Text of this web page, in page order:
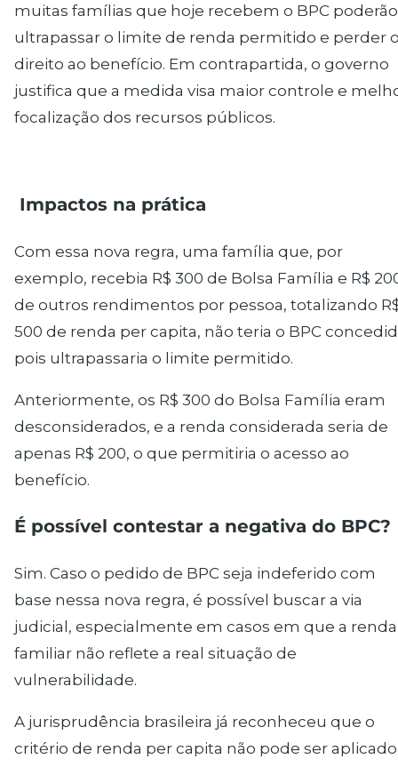
muitas famílias que hoje recebem o BPC poderão
ultrapassar o limite de renda permitido e perder
direito ao benefício. Em contrapartida, o governo
justifica que a medida visa maior controle e
focalização dos recursos públicos.
Impactos na prática
Com essa nova regra, uma família que, por
exemplo, recebia R$ 300 de Bolsa Família e R$
de outros rendimentos por pessoa, totalizando
500 de renda per capita, não teria o BPC
pois ultrapassaria o limite permitido.
Anteriormente, os R$ 300 do Bolsa Família eram
desconsiderados, e a renda considerada seria de
apenas R$ 200, o que permitiria o acesso ao
benefício.
Épossível contestar a negativa do BPC?
Sim. Caso o pedido de BPC seja indeferido com
base nessa nova regra, é possível buscar a via
judicial, especialmente em casos em que a renda
familiar não reflete a real situação de
vulnerabilidade.
A jurisprudência brasileira já reconheceu que o
critério de renda per capita não pode ser aplicado